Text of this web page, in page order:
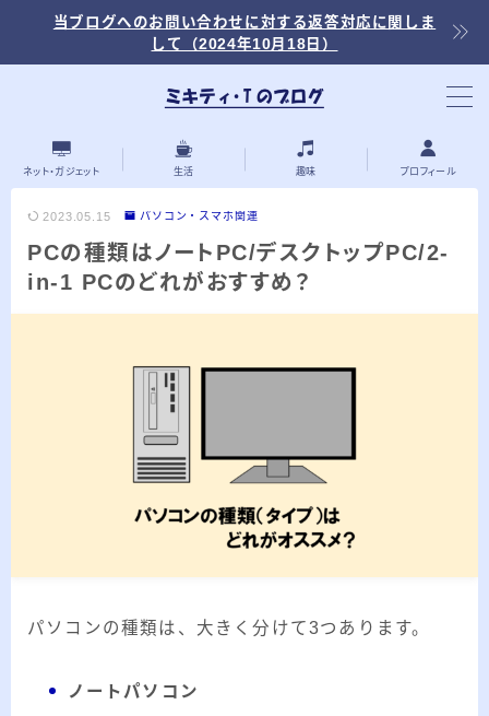
当ブログへのお問い合わせに対する返答対応に関しま
して（2024年10月18日）
最近の投稿
3月～
月～
月～
ネット・ガジェット 生活 趣味 プロフィール
2023.05.15 パソコン・スマホ関連
PCの種類はノートPC/デスクトップPC/2-
in-1 PCのどれがおすすめ？
パソコンの種類は、大きく分けて3つあります。
ノートパソコン